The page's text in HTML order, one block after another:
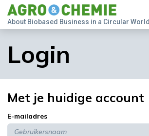
About Biobased Business in a Circular World
Login
Met je huidige account
E-mailadres